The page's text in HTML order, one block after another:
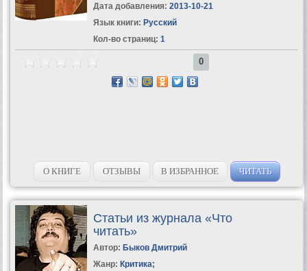
Дата добавления: 2013-10-21
Язык книги: Русский
Кол-во страниц: 1
0
О КНИГЕ ОТЗЫВЫ В ИЗБРАННОЕ ЧИТАТЬ
Статьи из журнала «Что
читать»
Автор: Быков Дмитрий
Жанр: Критика;